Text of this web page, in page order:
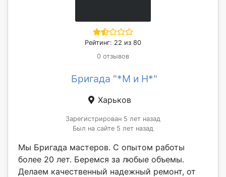
Рейтинг: 22 из 80
0 отзывов
Бригада "*М и Н*"
Харьков
Зарегистрирован 5 лет назад
Был на сайте 5 лет назад
Мы Бригада мастеров. С опытом работы
более 20 лет. Беремся за любые объемы.
Делаем качественный надежный ремонт, от